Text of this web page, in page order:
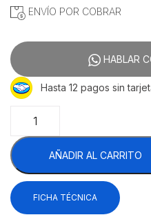
ENVÍO POR COBRAR
HABLAR
Hasta 12 pagos sin
9
Cutter
Picadora
De
Mesa
AÑADIR AL CARRITO
FICHA TÉCNICA